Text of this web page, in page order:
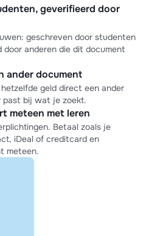
geverifieerd door
geschreven door studenten
door anderen die dit document
ander document
geld direct een ander
past bij wat je zoekt.
meteen met leren
Betaal zoals je
iDeal of creditcard en
meteen.